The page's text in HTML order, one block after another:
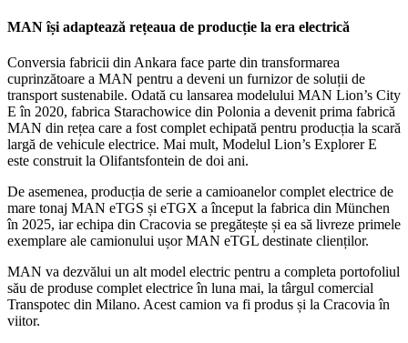
MAN își adaptează rețeaua de producție la era electrică
Conversia fabricii din Ankara face parte din transformarea
cuprinzătoare a MAN pentru a deveni un furnizor de soluții de
transport sustenabile. Odată cu lansarea modelului MAN Lion’s City
E în 2020, fabrica Starachowice din Polonia a devenit prima fabrică
MAN din rețea care a fost complet echipată pentru producția la scară
largă de vehicule electrice. Mai mult, Modelul Lion’s Explorer E
este construit la Olifantsfontein de doi ani.
De asemenea, producția de serie a camioanelor complet electrice de
mare tonaj MAN eTGS și eTGX a început la fabrica din München
în 2025, iar echipa din Cracovia se pregătește și ea să livreze primele
exemplare ale camionului ușor MAN eTGL destinate clienților.
MAN va dezvălui un alt model electric pentru a completa portofoliul
său de produse complet electrice în luna mai, la târgul comercial
Transpotec din Milano. Acest camion va fi produs și la Cracovia în
viitor.